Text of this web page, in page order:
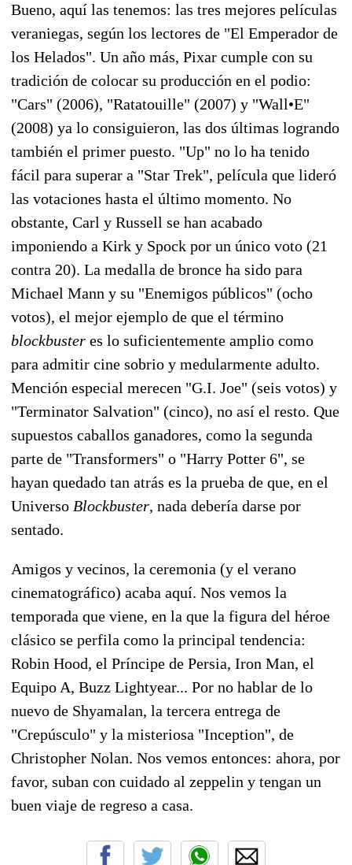
Bueno, aquí las tenemos: las tres mejores películas
veraniegas, según los lectores de "El Emperador de
los Helados". Un año más, Pixar cumple con su
tradición de colocar su producción en el podio:
"Cars" (2006), "Ratatouille" (2007) y "Wall•E"
(2008) ya lo consiguieron, las dos últimas logrando
también el primer puesto. "Up" no lo ha tenido
fácil para superar a "Star Trek", película que lideró
las votaciones hasta el último momento. No
obstante, Carl y Russell se han acabado
imponiendo a Kirk y Spock por un único voto (21
contra 20). La medalla de bronce ha sido para
Michael Mann y su "Enemigos públicos" (ocho
votos), el mejor ejemplo de que el término
blockbuster es lo suficientemente amplio como
para admitir cine sobrio y medularmente adulto.
Mención especial merecen "G.I. Joe" (seis votos) y
"Terminator Salvation" (cinco), no así el resto. Que
supuestos caballos ganadores, como la segunda
parte de "Transformers" o "Harry Potter 6", se
hayan quedado tan atrás es la prueba de que, en el
Universo Blockbuster, nada debería darse por
sentado.
Amigos y vecinos, la ceremonia (y el verano
cinematográfico) acaba aquí. Nos vemos la
temporada que viene, en la que la figura del héroe
clásico se perfila como la principal tendencia:
Robin Hood, el Príncipe de Persia, Iron Man, el
Equipo A, Buzz Lightyear... Por no hablar de lo
nuevo de Shyamalan, la tercera entrega de
"Crepúsculo" y la misteriosa "Inception", de
Christopher Nolan. Nos vemos entonces: ahora, por
favor, suban con cuidado al zeppelin y tengan un
buen viaje de regreso a casa.